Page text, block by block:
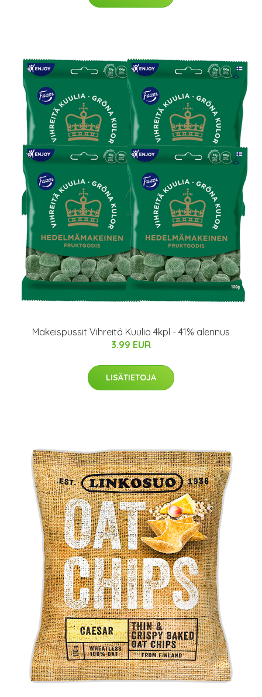
Makeispussit Vihreitä Kuulia 4kpl - 41% alennus
3.99 EUR
LISÄTIETOJA